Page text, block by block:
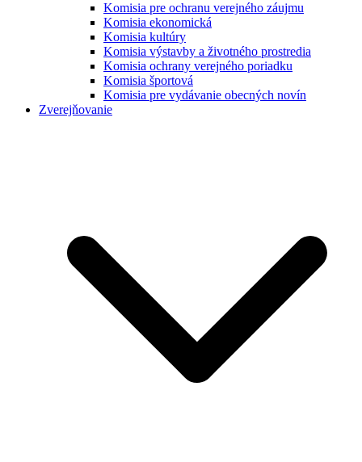
Komisia pre ochranu verejného záujmu
Komisia ekonomická
Komisia kultúry
Komisia výstavby a životného prostredia
Komisia ochrany verejného poriadku
Komisia športová
Komisia pre vydávanie obecných novín
Zverejňovanie